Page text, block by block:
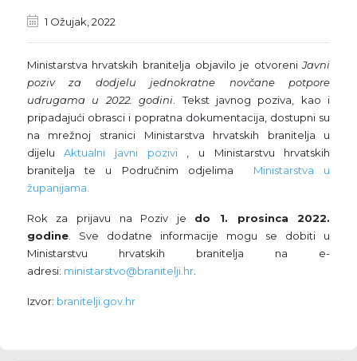
1 Ožujak, 2022
Ministarstva hrvatskih branitelja objavilo je otvoreniJavni
poziv za dodjelu jednokratne novčane potpore
udrugama u 2022. godini. Tekst javnog poziva, kao i
pripadajući obrasci i popratna dokumentacija, dostupni su
na mrežnoj stranici Ministarstva hrvatskih branitelja u
dijeluAktualni javni pozivi , u Ministarstvu hrvatskih
branitelja te u Područnim odjelima
Ministarstva u
županijama.
Rok za prijavu na Poziv je do 1. prosinca 2022.
godine. Sve dodatne informacije mogu se dobiti u
Ministarstvu hrvatskih branitelja na e-
adresi: ministarstvo@branitelji.hr.
Izvor: branitelji.gov.hr